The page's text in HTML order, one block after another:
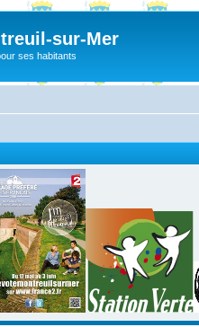
sur-Mer
ses habitants